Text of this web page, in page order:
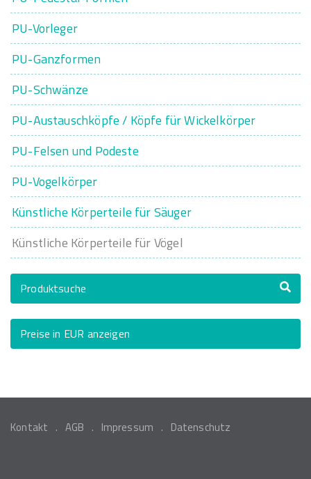
PU-Vorleger
PU-Ganzformen
PU-Schwänze
PU-Austauschköpfe / Köpfe für Wickelkörper
PU-Felsen und Podeste
PU-Vogelkörper
Künstliche Körperteile für Säuger
Künstliche Körperteile für Vögel
Produktsuche
Preise in EUR anzeigen
Kontakt AGB Impressum Datenschutz